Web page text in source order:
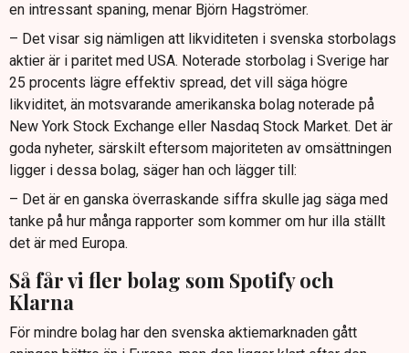
en intressant spaning, menar Björn Hagströmer.
– Det visar sig nämligen att likviditeten i svenska storbolags
aktier är i paritet med USA. Noterade storbolag i Sverige har
25 procents lägre effektiv spread, det vill säga högre
likviditet, än motsvarande amerikanska bolag noterade på
New York Stock Exchange eller Nasdaq Stock Market. Det är
goda nyheter, särskilt eftersom majoriteten av omsättningen
ligger i dessa bolag, säger han och lägger till:
– Det är en ganska överraskande siffra skulle jag säga med
tanke på hur många rapporter som kommer om hur illa ställt
det är med Europa.
Så får vi fler bolag som Spotify och
Klarna
För mindre bolag har den svenska aktiemarknaden gått